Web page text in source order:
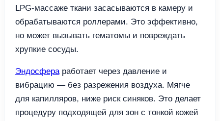
LPG-массаже ткани засасываются в камеру и
обрабатываются роллерами. Это эффективно,
но может вызывать гематомы и повреждать
хрупкие сосуды.
Эндосфераработает через давление и
вибрацию — без разрежения воздуха. Мягче
для капилляров, ниже риск синяков. Это делает
процедуру подходящей для зон с тонкой кожей